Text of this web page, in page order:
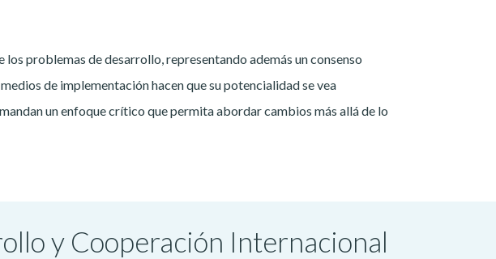
problemas de desarrollo, representando además un consenso
de implementación hacen que su potencialidad se vea
un enfoque crítico que permita abordar cambios más allá de lo
y Cooperación Internacional